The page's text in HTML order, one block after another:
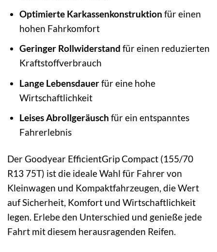
Optimierte Karkassenkonstruktion für einen
hohen Fahrkomfort
Geringer Rollwiderstand für einen reduzierten
Kraftstoffverbrauch
Lange Lebensdauerfür eine hohe
Wirtschaftlichkeit
Leises Abrollgeräusch für ein entspanntes
Fahrerlebnis
Der Goodyear EfficientGrip Compact (155/70
R13 75T) ist die ideale Wahl für Fahrer von
Kleinwagen und Kompaktfahrzeugen, die Wert
auf Sicherheit, Komfort und Wirtschaftlichkeit
legen. Erlebe den Unterschied und genieße jede
Fahrt mit diesem herausragenden Reifen.